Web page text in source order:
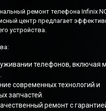
ремонт телефона Infinix
центр предлагает
устройства.
телефонов, включая
современных технологий и
запчастей.
ремонт с